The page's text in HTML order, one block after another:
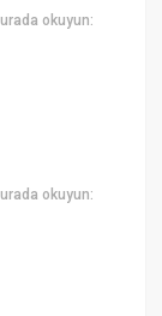
okuyun:
okuyun: